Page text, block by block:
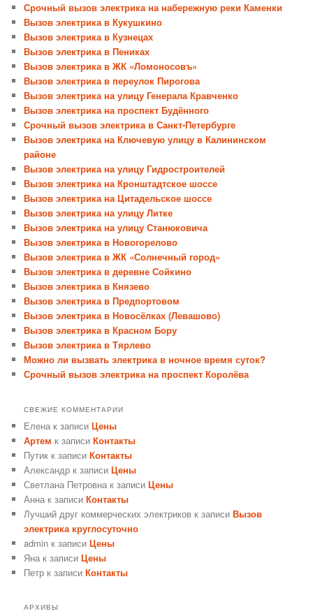
Срочный вызов электрика на набережную реки Каменки
Вызов электрика в Кукушкино
Вызов электрика в Кузнецах
Вызов электрика в Пениках
Вызов электрика в ЖК «Ломоносовъ»
Вызов электрика в переулок Пирогова
Вызов электрика на улицу Генерала Кравченко
Вызов электрика на проспект Будённого
Срочный вызов электрика в Санкт-Петербурге
Вызов электрика на Ключевую улицу в Калининском
районе
Вызов электрика на улицу Гидростроителей
Вызов электрика на Кронштадтское шоссе
Вызов электрика на Цитадельское шоссе
Вызов электрика на улицу Литке
Вызов электрика на улицу Станюковича
Вызов электрика в Новогорелово
Вызов электрика в ЖК «Солнечный город»
Вызов электрика в деревне Сойкино
Вызов электрика в Князево
Вызов электрика в Предпортовом
Вызов электрика в Новосёлках (Левашово)
Вызов электрика в Красном Бору
Вызов электрика в Тярлево
Можно ли вызвать электрика в ночное время суток?
Срочный вызов электрика на проспект Королёва
СВЕЖИЕ КОММЕНТАРИИ
Елена к записиЦены
Артем к записиКонтакты
Путик к записиКонтакты
Александр к записиЦены
Светлана Петровна к записиЦены
Анна к записиКонтакты
Лучший друг коммерческих электриков к записиВызов
электрика круглосуточно
admin к записиЦены
Яна к записиЦены
Петр к записиКонтакты
АРХИВЫ